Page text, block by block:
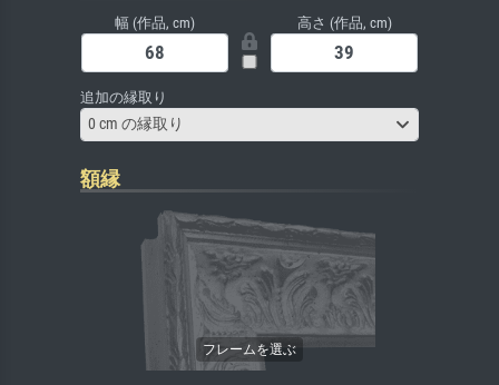
幅 (作品, cm) 高さ (作品, cm)
追加の縁取り
0 cm の縁取り
額縁